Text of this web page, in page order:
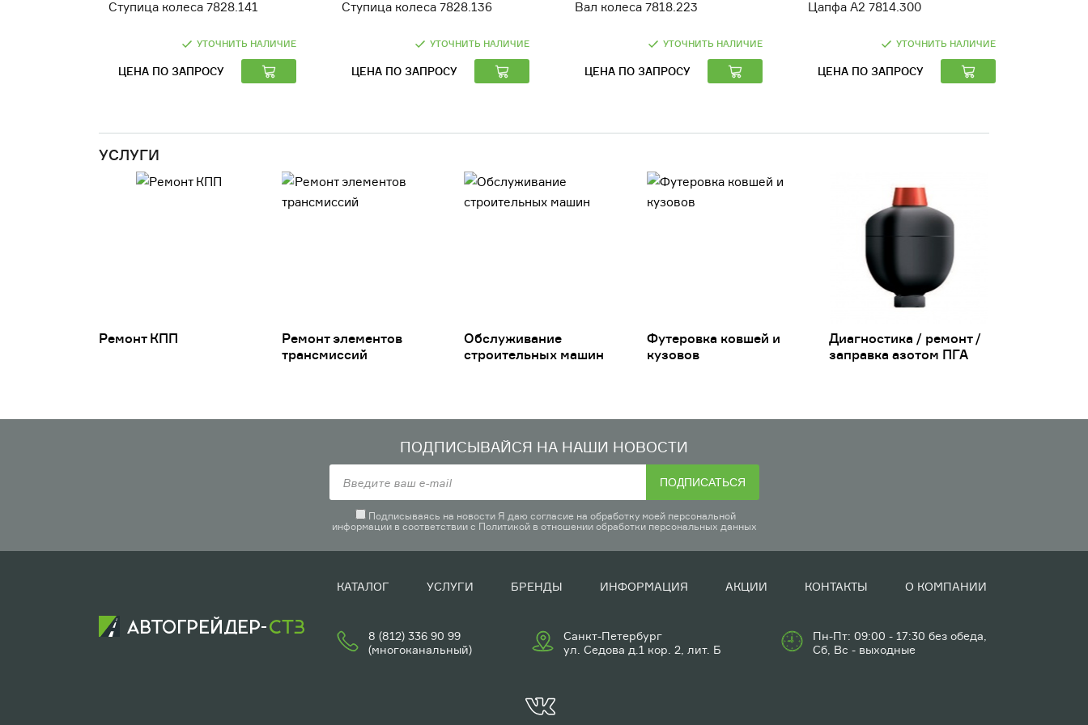
Ступица колеса 7828.141
УТОЧНИТЬ НАЛИЧИЕ
ЦЕНА ПО ЗАПРОСУ
Ступица колеса 7828.136
УТОЧНИТЬ НАЛИЧИЕ
ЦЕНА ПО ЗАПРОСУ
Вал колеса 7818.223
УТОЧНИТЬ НАЛИЧИЕ
ЦЕНА ПО ЗАПРОСУ
Цапфа A2 7814.300
УТОЧНИТЬ НАЛИЧИЕ
ЦЕНА ПО ЗАПРОСУ
УСЛУГИ
Ремонт КПП
Ремонт элементов
трансмиссий
Обслуживание
строительных машин
Футеровка ковшей и
кузовов
Диагностика / ремонт /
заправка азотом ПГА
ПОДПИСЫВАЙСЯ НА НАШИ НОВОСТИ
ПОДПИСАТЬСЯ
Подписываясь на новости Я даю согласие на обработку моей персональной
информации в соответствии с Политикой в отношении обработки персональных данных
КАТАЛОГ УСЛУГИ БРЕНДЫ ИНФОРМАЦИЯ АКЦИИ КОНТАКТЫ О КОМПАНИИ
8 (812) 336 90 99
(многоканальный)
Санкт-Петербург
ул. Седова д.1 кор. 2, лит. Б
Пн-Пт: 09:00 - 17:30 без обеда,
Сб, Вс - выходные